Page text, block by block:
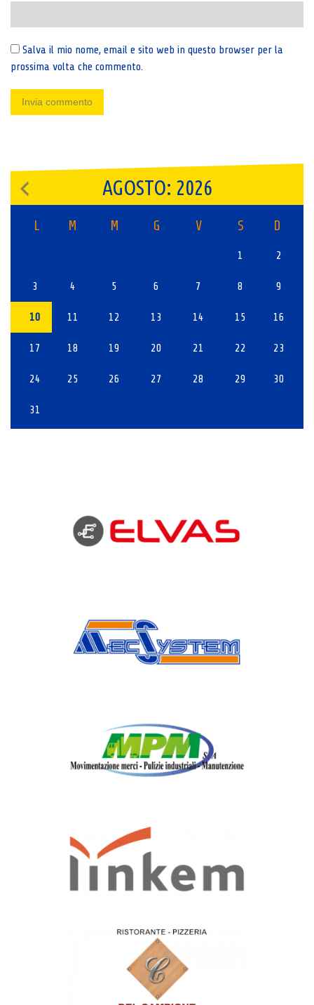
Salva il mio nome, email e sito web in questo browser per la
prossima volta che commento.
AGOSTO: 2026
L M M G V S D
1 2
3 4 5 6 7 8 9
10 11 12 13 14 15 16
17 18 19 20 21 22 23
24 25 26 27 28 29 30
31